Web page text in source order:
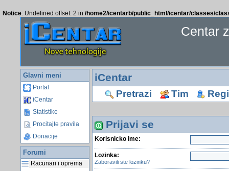
Notice: Undefined offset: 2 in /home2/icentarb/public_html/icentar/classes/
Centar
Glavni meni
Portal
iCentar
Statistike
Procitajte pravila
Donacije
Forumi
Racunari i oprema
iCentar
Pretrazi Tim
Prijavi se
Korisnicko ime:
Lozinka:
Zaboravili ste lozinku?